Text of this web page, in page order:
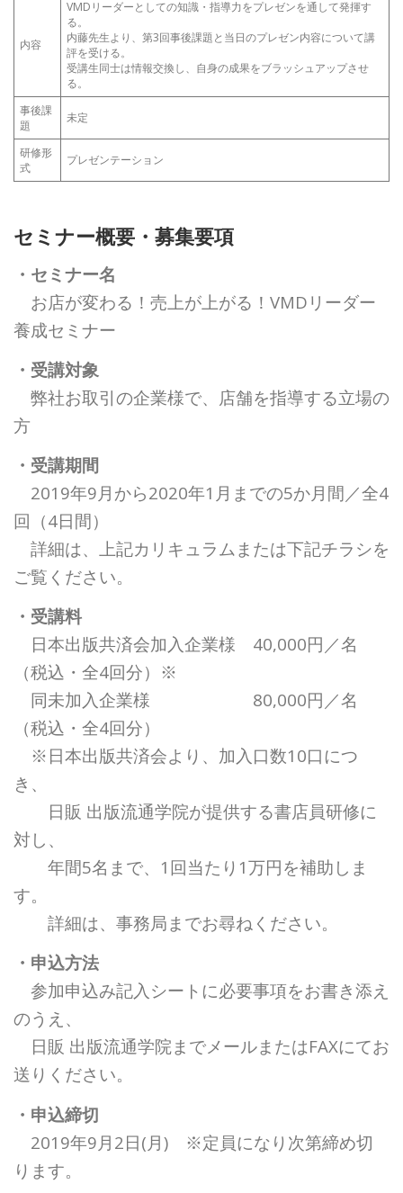
内容
VMDリーダーとしての知識・指導力をプレゼンを通して発揮す
る。
内藤先生より、第3回事後課題と当日のプレゼン内容について講
評を受ける。
受講生同士は情報交換し、自身の成果をブラッシュアップさせ
る。
事後課
題
未定
研修形
式
プレゼンテーション
セミナー概要・募集要項
・セミナー名
お店が変わる！売上が上がる！VMDリーダー
養成セミナー
・受講対象
弊社お取引の企業様で、店舗を指導する立場の
方
・受講期間
2019年9月から2020年1月までの5か月間／全4
回（4日間）
詳細は、上記カリキュラムまたは下記チラシを
ご覧ください。
・受講料
日本出版共済会加入企業様 40,000円／名
（税込・全4回分）※
同未加入企業様 80,000円／名
（税込・全4回分）
※日本出版共済会より、加入口数10口につ
き、
日販 出版流通学院が提供する書店員研修に
対し、
年間5名まで、1回当たり1万円を補助しま
す。
詳細は、事務局までお尋ねください。
・申込方法
参加申込み記入シートに必要事項をお書き添え
のうえ、
日販 出版流通学院までメールまたはFAXにてお
送りください。
・申込締切
2019年9月2日(月) ※定員になり次第締め切
ります。